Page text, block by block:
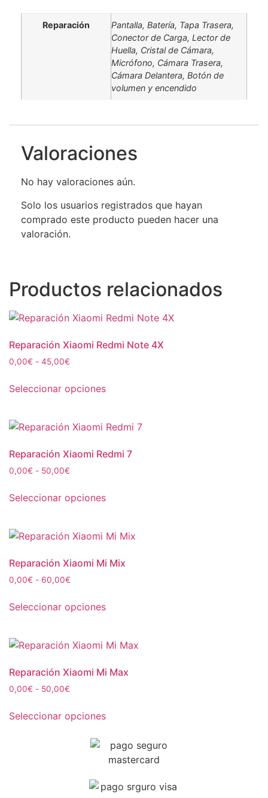
Reparación
Pantalla, Batería, Tapa Trasera,
Conector de Carga, Lector de
Huella, Cristal de Cámara,
Micrófono, Cámara Trasera,
Cámara Delantera, Botón de
volumen y encendido
Valoraciones
No hay valoraciones aún.
Solo los usuarios registrados que hayan
comprado este producto pueden hacer una
valoración.
Productos relacionados
Reparación Xiaomi Redmi Note 4X
0,00€ - 45,00€
Seleccionar opciones
Reparación Xiaomi Redmi 7
0,00€ - 50,00€
Seleccionar opciones
Reparación Xiaomi Mi Mix
0,00€ - 60,00€
Seleccionar opciones
Reparación Xiaomi Mi Max
0,00€ - 50,00€
Seleccionar opciones